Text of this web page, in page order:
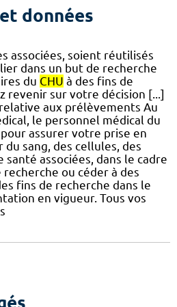
données
associées, soient réutilisés
dans un but de recherche
du CHU à des fins de
revenir sur votre décision [...]
aux prélèvements Au
le personnel médical du
assurer votre prise en
sang, des cellules, des
santé associées, dans le cadre
ou céder à des
fins de recherche dans le
en vigueur. Tous vos